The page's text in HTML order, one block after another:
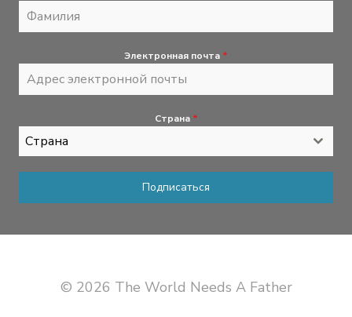
Электронная почта *
Страна *
Страна
Подписаться
© 2026 The World Needs A Father